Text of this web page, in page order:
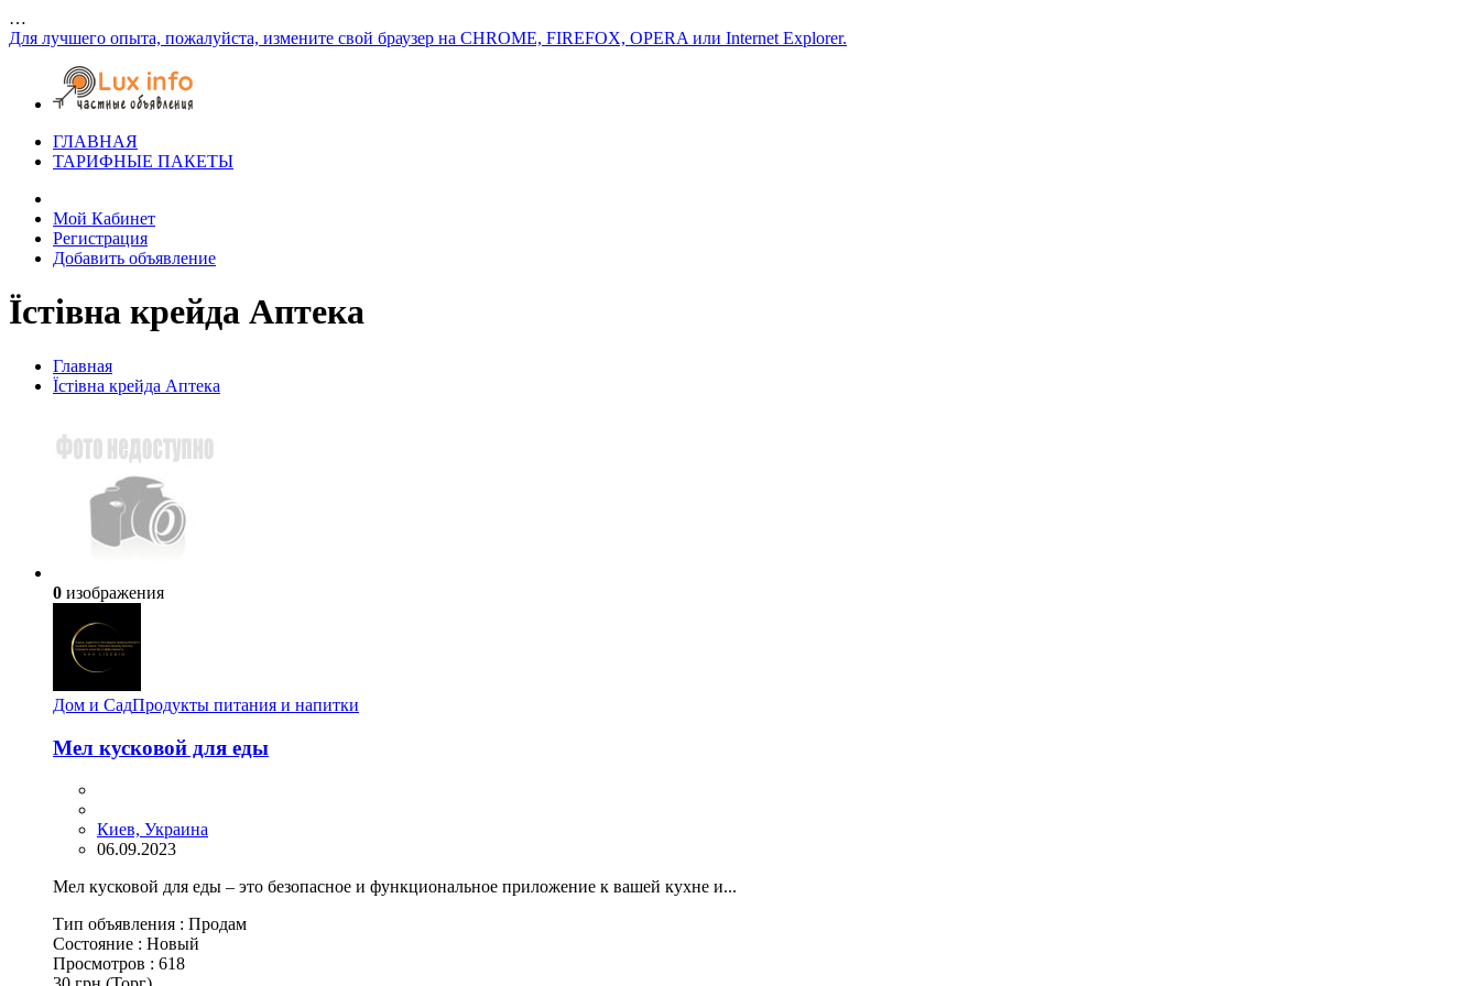
…
Для лучшего опыта, пожалуйста, измените свой браузер на CHROME, FIREFOX, OPERA или Internet Explorer.
ГЛАВНАЯ
ТАРИФНЫЕ ПАКЕТЫ
Мой Кабинет
Регистрация
Добавить объявление
Їстівна крейда Аптека
Главная
Їстівна крейда Аптека
0 изображения
Дом и СадПродукты питания и напитки
Мел кусковой для еды
Киев, Украина
06.09.2023
Мел кусковой для еды – это безопасное и функциональное приложение к вашей кухне и...
Тип объявления : Продам
Состояние : Новый
Просмотров : 618